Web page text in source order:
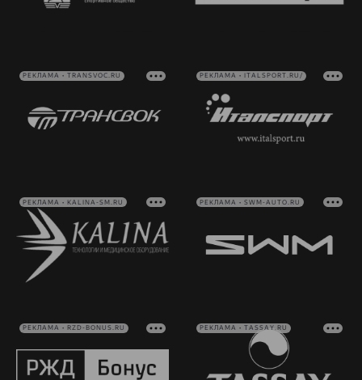
РЕКЛАМА • TRANSVOC.RU РЕКЛАМА • ITALSPORT.RU/
РЕКЛАМА • KALINA-SM.RU РЕКЛАМА • SWM-AUTO.RU
РЕКЛАМА • RZD-BONUS.RU РЕКЛАМА • TASSAY.RU